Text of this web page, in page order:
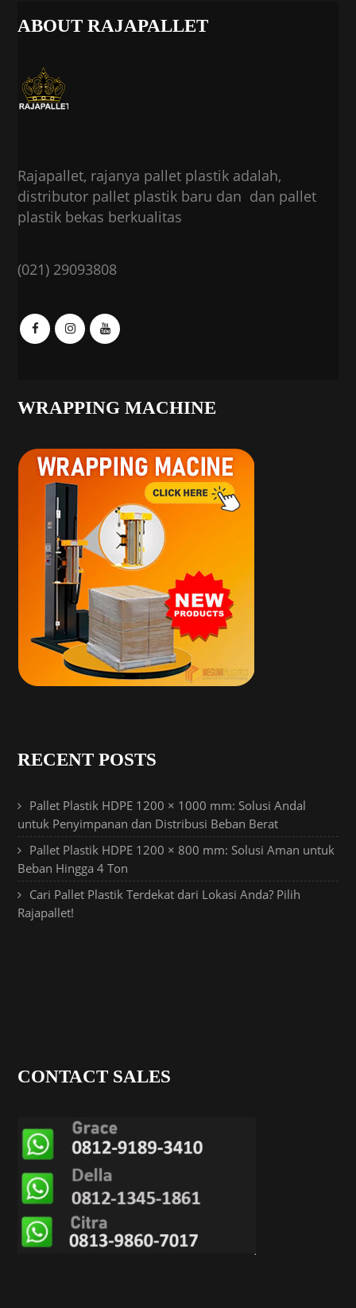
ABOUT RAJAPALLET
Rajapallet, rajanya pallet plastik adalah,
distributor pallet plastik baru dan dan pallet
plastik bekas berkualitas
(021) 29093808
WRAPPING MACHINE
RECENT POSTS
Pallet Plastik HDPE 1200 × 1000 mm: Solusi Andal
untuk Penyimpanan dan Distribusi Beban Berat
Pallet Plastik HDPE 1200 × 800 mm: Solusi Aman untuk
Beban Hingga 4 Ton
Cari Pallet Plastik Terdekat dari Lokasi Anda? Pilih
Rajapallet!
CONTACT SALES